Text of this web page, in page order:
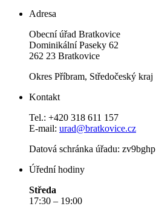
Adresa
Obecní úřad Bratkovice
Dominikální Paseky 62
262 23 Bratkovice
Okres Příbram, Středočeský kraj
Kontakt
Tel.: +420 318 611 157
E-mail: urad@bratkovice.cz
Datová schránka úřadu: zv9bghp
Úřední hodiny
Středa
17:30 – 19:00